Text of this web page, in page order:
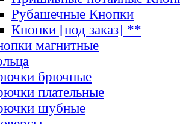
Рубашечные Кнопки
Кнопки [под заказ] **
магнитные
брючные
плательные
шубные